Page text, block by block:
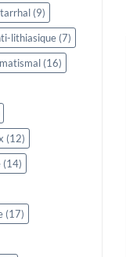
(9)
lithiasique (7)
(16)
(12)
(14)
(17)